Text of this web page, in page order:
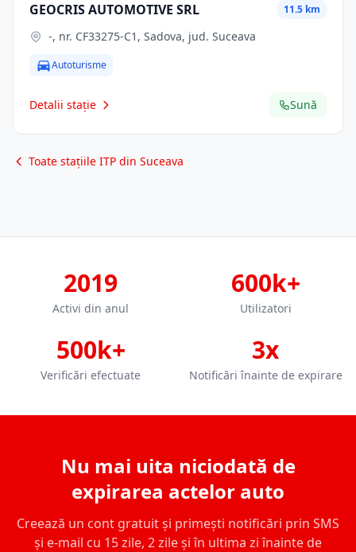
GEOCRIS AUTOMOTIVE SRL 11.5 km
-, nr. CF33275-C1, Sadova, jud. Suceava
Autoturisme
Detalii stație Sună
Toate stațiile ITP din Suceava
2019
Activi din anul
600k+
Utilizatori
500k+
Verificări efectuate
3x
Notificări înainte de expirare
Nu mai uita niciodată de
expirarea actelor auto
Creează un cont gratuit și primești notificări prin SMS
și e-mail cu 15 zile, 2 zile și în ultima zi înainte de